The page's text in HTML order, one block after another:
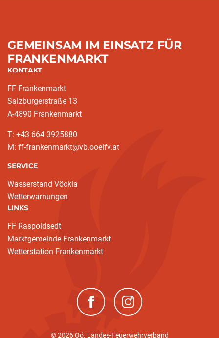
GEMEINSAM IM EINSATZ FÜR
FRANKENMARKT
KONTAKT
FF Frankenmarkt
Salzburgerstraße 13
A-4890 Frankenmarkt
T: +43 664 3925880
M: ff-frankenmarkt@vb.ooelfv.at
SERVICE
Wasserstand Vöckla
Wetterwarnungen
LINKS
FF Raspoldsedt
Marktgemeinde Frankenmarkt
Wetterstation Frankenmarkt
(neues Fenster)(neues Fenster)
© 2026 Oö. Landes-Feuerwehrverband